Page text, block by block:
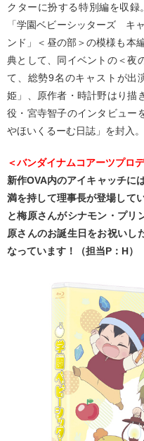
クターに扮する特別編を収
「学園ベビーシッターズ キ
ンド」＜昼の部＞の模様も本
典として、同イベントの＜夜
て、総勢9名のキャストが出
姫」、原作者・時計野はり描
役・宮寺智子のインタビュー
やほいくるーむ日誌」を封入。
＜バンダイナムコアーツプロ
新作OVA内のアイキャッチに
満を持して理事長が登場して
と梅原さんがシナモン・プリ
原さんのお誕生日をお祝いし
なっています！（担当P：H）